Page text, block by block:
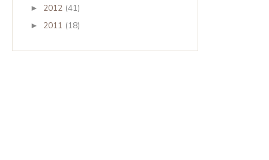
► 2012 (41)
► 2011 (18)